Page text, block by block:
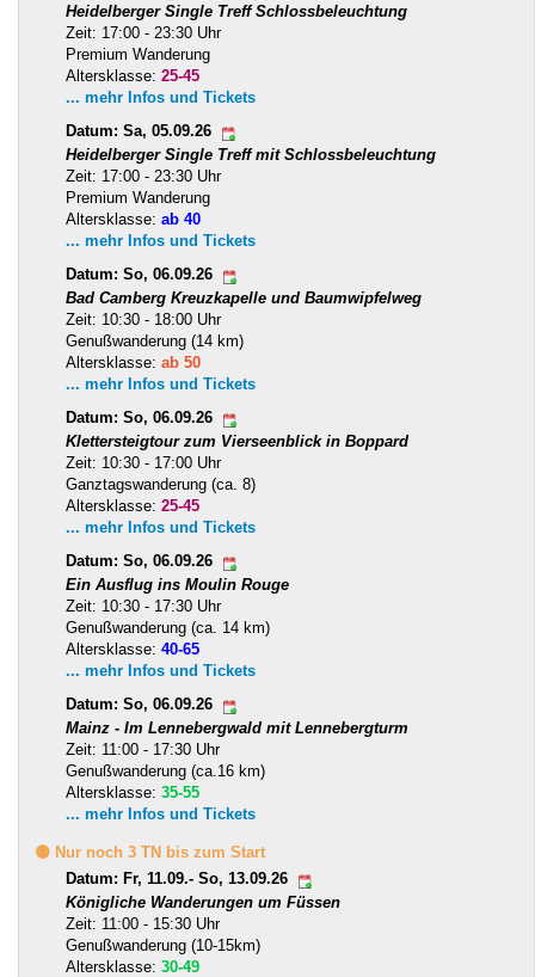
Heidelberger Single Treff Schlossbeleuchtung
Zeit: 17:00 - 23:30 Uhr
Premium Wanderung
Altersklasse: 25-45
... mehr Infos und Tickets
Datum: Sa, 05.09.26
Heidelberger Single Treff mit Schlossbeleuchtung
Zeit: 17:00 - 23:30 Uhr
Premium Wanderung
Altersklasse: ab 40
... mehr Infos und Tickets
Datum: So, 06.09.26
Bad Camberg Kreuzkapelle und Baumwipfelweg
Zeit: 10:30 - 18:00 Uhr
Genußwanderung (14 km)
Altersklasse: ab 50
... mehr Infos und Tickets
Datum: So, 06.09.26
Klettersteigtour zum Vierseenblick in Boppard
Zeit: 10:30 - 17:00 Uhr
Ganztagswanderung (ca. 8)
Altersklasse: 25-45
... mehr Infos und Tickets
Datum: So, 06.09.26
Ein Ausflug ins Moulin Rouge
Zeit: 10:30 - 17:30 Uhr
Genußwanderung (ca. 14 km)
Altersklasse: 40-65
... mehr Infos und Tickets
Datum: So, 06.09.26
Mainz - Im Lennebergwald mit Lennebergturm
Zeit: 11:00 - 17:30 Uhr
Genußwanderung (ca.16 km)
Altersklasse: 35-55
... mehr Infos und Tickets
🟡 Nur noch 3 TN bis zum Start
Datum: Fr, 11.09.- So, 13.09.26
Königliche Wanderungen um Füssen
Zeit: 11:00 - 15:30 Uhr
Genußwanderung (10-15km)
Altersklasse: 30-49